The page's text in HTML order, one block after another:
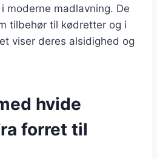
moderne madlavning. De
tilbehør til kødretter og i
viser deres alsidighed og
hvide
forret til